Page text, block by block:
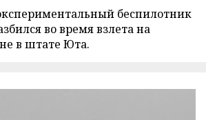
беспилотник
во время взлета на
в штате Юта.